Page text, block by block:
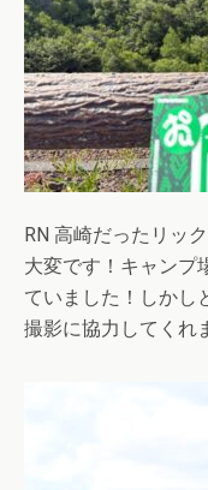
RN 高崎だったリッ
大変です！キャンプ
ていました！しかし
撮影に協力してくれ